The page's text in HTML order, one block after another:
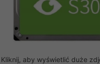
Kliknij, aby wyświetlić duże